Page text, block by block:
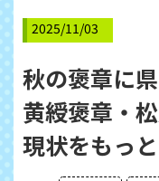
2025/11/03
秋の褒章に
黄綬褒章・
現状をもっ